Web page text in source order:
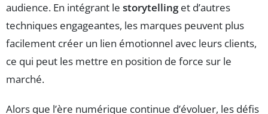
audience. En intégrant le storytellinget d’autres
techniques engageantes, les marques peuvent plus
facilement créer un lien émotionnel avec leurs clients,
ce qui peut les mettre en position de force sur le
marché.
Alors que l’ère numérique continue d’évoluer, les défis